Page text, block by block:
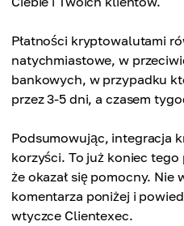
Płatności kryptowalutami
natychmiastowe, w
bankowych, w przypadku
przez 3-5 dni, a czasem
Podsumowując, integracja
korzyści. To już koniec
że okazał się pomocny. Nie
komentarza poniżej i
wtyczce Clientexec.